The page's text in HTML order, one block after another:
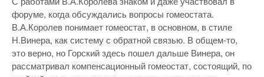
форуме, когда обсуждались вопросы гомеостата.
В.А.Королев понимает гомеостат, в основном, в стиле
Н.Винера, как систему с обратной связью. В общем-то,
это верно, но Горский здесь пошел дальше Винера, он
рассматривал компенсационный гомеостат, состоящий, по